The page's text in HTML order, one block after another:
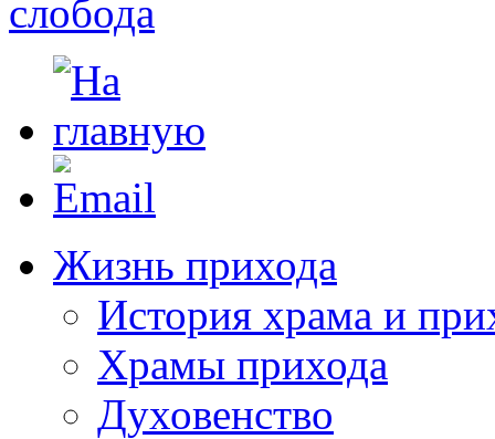
Жизнь прихода
История храма и
Храмы прихода
Духовенство